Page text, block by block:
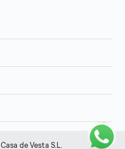
de Vesta S.L.